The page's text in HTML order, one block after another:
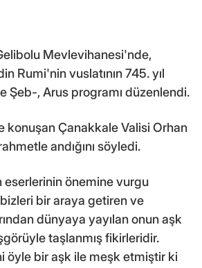
Mevlevihanesi'nde,
Rumi'nin vuslatının 745. yıl
Şeb-, Arus programı düzenlendi.
konuşan Çanakkale Valisi Orhan
andığını söyledi.
eserlerinin önemine vurgu
bir araya getiren ve
dünyaya yayılan onun aşk
taşlanmış fikirleridir.
öyle bir aşk ile meşk etmiştir ki